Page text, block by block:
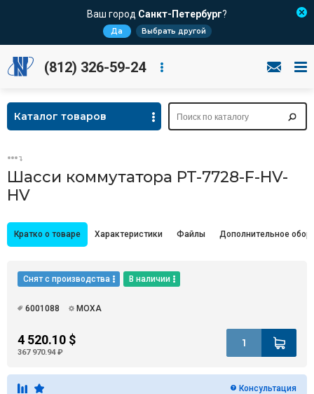
Ваш город Санкт-Петербург?
Да Выбрать другой
(812) 326-59-24
Каталог товаров
Шасси коммутатора PT-7728-F-HV-
HV
Кратко о товаре Характеристики Файлы Дополнительное
Снят с производства В наличии
6001088 MOXA
4 520.10 $
367 970.94 ₽
Консультация